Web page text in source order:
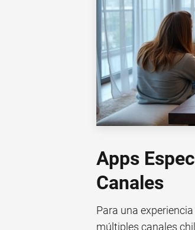
Apps
Canales
Para una
múltiples canales